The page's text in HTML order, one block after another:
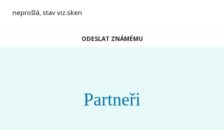
neprošlá, stav viz.sken
ODESLAT ZNÁMÉMU
Partneři